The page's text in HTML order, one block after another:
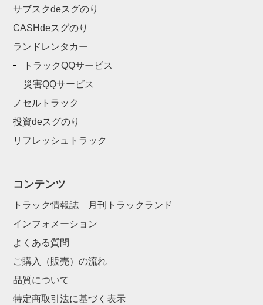
サブスクdeスグのり
CASHdeスグのり
ランドレンタカー
トラックQQサービス
災害QQサービス
ノセルトラック
投資deスグのり
リフレッシュトラック
コンテンツ
トラック情報誌 月刊トラックランド
インフォメーション
よくある質問
ご購入（販売）の流れ
品質について
特定商取引法に基づく表示